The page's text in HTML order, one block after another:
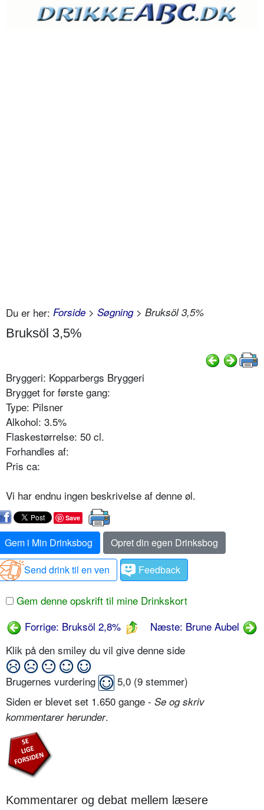
Du er her: Forside > Søgning> Bruksöl 3,5%
Bruksöl 3,5%
Bryggeri: Kopparbergs Bryggeri
Brygget for første gang:
Type: Pilsner
Alkohol: 3.5%
Flaskestørrelse: 50 cl.
Forhandles af:
Pris ca:
Vi har endnu ingen beskrivelse af denne øl.
Save
Gem i Min Drinksbog
Opret din egen Drinksbog
Send drink til en ven
Feedback
Gem denne opskrift til mine Drinkskort
Forrige: Bruksöl 2,8%
Næste: Brune Aubel
Klik på den smiley du vil give denne side
Brugernes vurdering 5,0 (9 stemmer)
Siden er blevet set 1.650 gange - Se og skriv
kommentarer herunder.
Kommentarer og debat mellem læsere